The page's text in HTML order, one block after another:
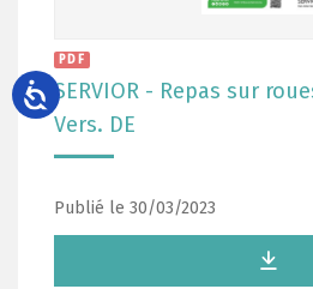
PDF
SERVIOR - Repas sur
Vers. DE
Publié le 30/03/2023